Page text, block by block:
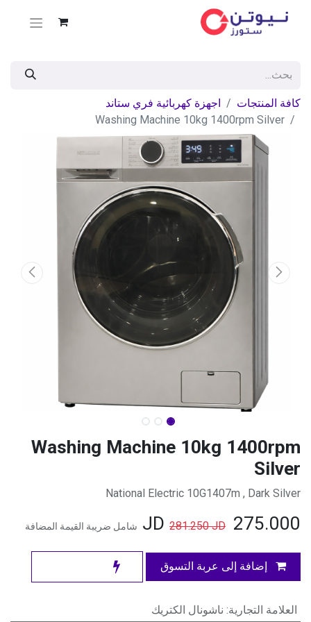
كافة المنتجات
اجهزة كهربائية فري ستاند
Washing Machine 10kg 1400rpm Silver
Washing Machine 10kg 1400rpm
Silver
National Electric 10G1407m , Dark Silver
275.000
281.250JD شامل ضريبة القيمة المضافة
إضافة إلى عربة التسوق
العلامة التجارية: ناشونال الكتريك